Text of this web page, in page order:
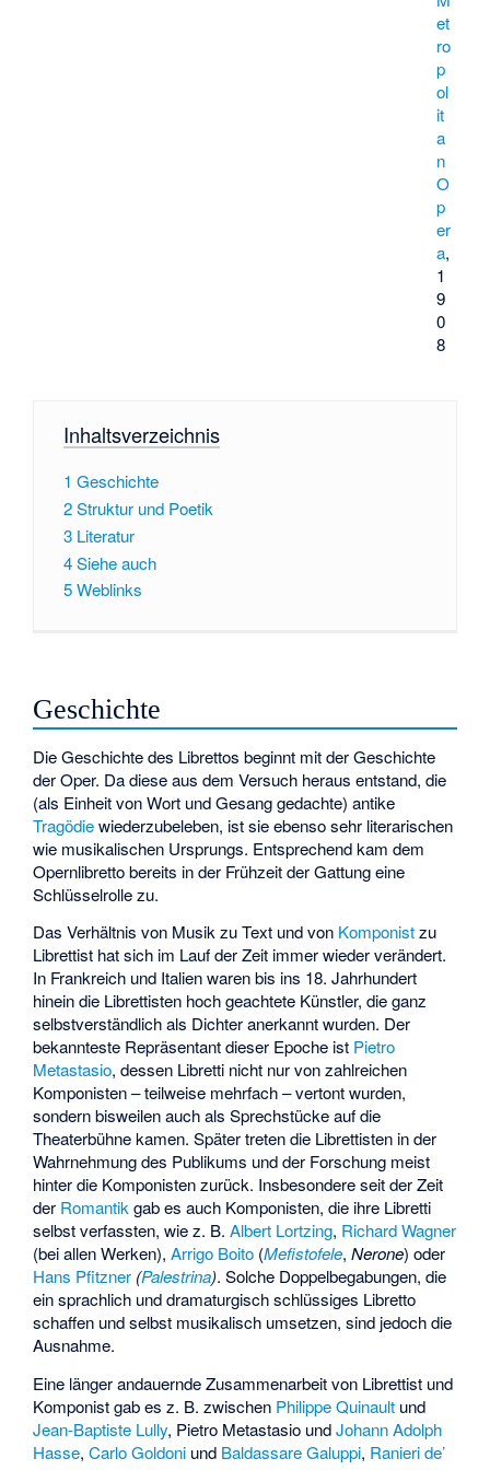
et
ro
p
ol
it
a
n
O
p
er
a,
1
9
0
8
Inhaltsverzeichnis
1 Geschichte
2Struktur und Poetik
3 Literatur
4Siehe auch
5Weblinks
Geschichte
Die Geschichte des Librettos beginnt mit der Geschichte
der Oper. Da diese aus dem Versuch heraus entstand, die
(als Einheit von Wort und Gesang gedachte) antike
Tragödiewiederzubeleben, ist sie ebenso sehr literarischen
wie musikalischen Ursprungs. Entsprechend kam dem
Opernlibretto bereits in der Frühzeit der Gattung eine
Schlüsselrolle zu.
Das Verhältnis von Musik zu Text und von Komponistzu
Librettist hat sich im Lauf der Zeit immer wieder verändert.
In Frankreich und Italien waren bis ins 18. Jahrhundert
hinein die Librettisten hoch geachtete Künstler, die ganz
selbstverständlich als Dichter anerkannt wurden. Der
bekannteste Repräsentant dieser Epoche ist Pietro
Metastasio, dessen Libretti nicht nur von zahlreichen
Komponisten – teilweise mehrfach – vertont wurden,
sondern bisweilen auch als Sprechstücke auf die
Theaterbühne kamen. Später treten die Librettisten in der
Wahrnehmung des Publikums und der Forschung meist
hinter die Komponisten zurück. Insbesondere seit der Zeit
der Romantikgab es auch Komponisten, die ihre Libretti
selbst verfassten, wie z. B.Albert Lortzing, Richard Wagner
(bei allen Werken),Arrigo Boito (Mefistofele,Nerone) oder
Hans Pfitzner (Palestrina). Solche Doppelbegabungen, die
ein sprachlich und dramaturgisch schlüssiges Libretto
schaffen und selbst musikalisch umsetzen, sind jedoch die
Ausnahme.
Eine länger andauernde Zusammenarbeit von Librettist und
Komponist gab es z. B. zwischen Philippe Quinault und
Jean-Baptiste Lully, Pietro Metastasio undJohann Adolph
Hasse,Carlo Goldoni und Baldassare Galuppi, Ranieri de’